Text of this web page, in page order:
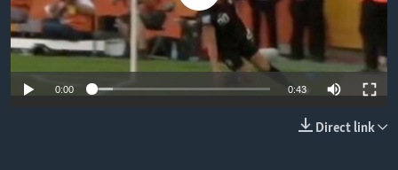
ИНТЕРВЈУА
Јазици
0:00 0:43
Direct link